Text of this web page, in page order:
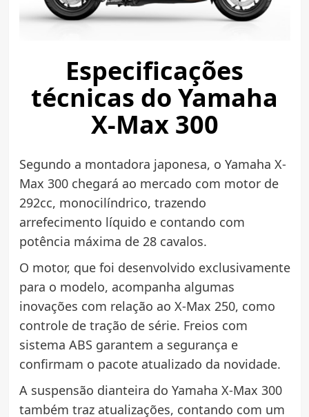
Especificações
técnicas do Yamaha
X-Max 300
Segundo a montadora japonesa, o Yamaha X-
Max 300 chegará ao mercado com motor de
292cc, monocilíndrico, trazendo
arrefecimento líquido e contando com
potência máxima de 28 cavalos.
O motor, que foi desenvolvido exclusivamente
para o modelo, acompanha algumas
inovações com relação ao X-Max 250, como
controle de tração de série. Freios com
sistema ABS garantem a segurança e
confirmam o pacote atualizado da novidade.
A suspensão dianteira do Yamaha X-Max 300
também traz atualizações, contando com um